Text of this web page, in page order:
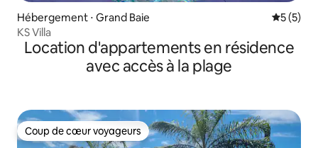
Hébergement ⋅ Grand Baie
5 (5)
KS Villa
Location d'appartements en résidence
avec accès à la plage
Coup de cœur voyageurs
Coup de cœur voyageurs